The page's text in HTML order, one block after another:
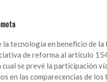
tecnología en beneficio de
de reforma al artículo
se prevé la participación
en las comparecencias de los